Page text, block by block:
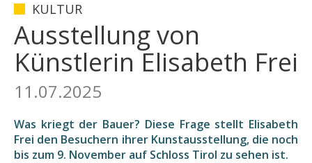
KULTUR
Ausstellung von
Künstlerin Elisabeth Frei
11.07.2025
Was kriegt der Bauer? Diese Frage stellt Elisabeth
Frei den Besuchern ihrer Kunstausstellung, die noch
bis zum 9. November auf Schloss Tirol zu sehen ist.